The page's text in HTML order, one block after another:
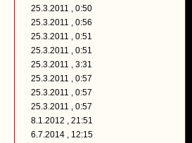
25.3.2011 , 0:50
25.3.2011 , 0:56
25.3.2011 , 0:51
25.3.2011 , 0:51
25.3.2011 , 3:31
25.3.2011 , 0:57
25.3.2011 , 0:57
25.3.2011 , 0:57
8.1.2012 , 21:51
6.7.2014 , 12:15